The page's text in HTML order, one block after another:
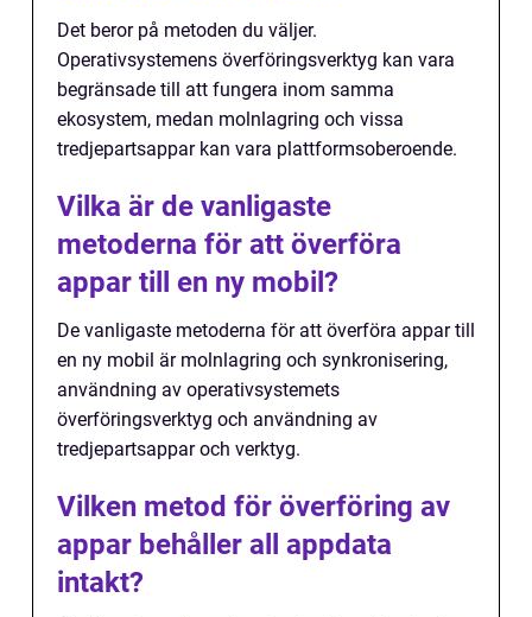
Det beror på metoden du väljer.
Operativsystemens överföringsverktyg kan vara
begränsade till att fungera inom samma
ekosystem, medan molnlagring och vissa
tredjepartsappar kan vara plattformsoberoende.
Vilka är de vanligaste
metoderna för att överföra
appar till en ny mobil?
De vanligaste metoderna för att överföra appar till
en ny mobil är molnlagring och synkronisering,
användning av operativsystemets
överföringsverktyg och användning av
tredjepartsappar och verktyg.
Vilken metod för överföring av
appar behåller all appdata
intakt?